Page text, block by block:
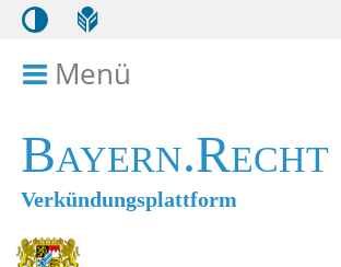
Menü
Bayern.Recht
Verkündungsplattform